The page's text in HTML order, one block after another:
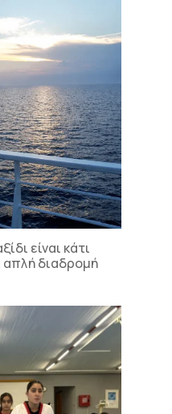
είναι κάτι
διαδρομή